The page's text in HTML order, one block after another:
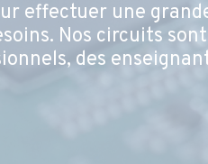
effectuer une
Nos circuits
des